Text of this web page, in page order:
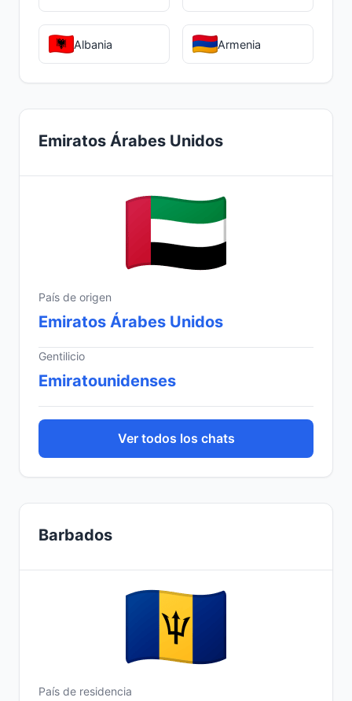
Albania Armenia
Emiratos Árabes Unidos
País de origen
Emiratos Árabes Unidos
Gentilicio
Emiratounidenses
Ver todos los chats
Barbados
País de residencia